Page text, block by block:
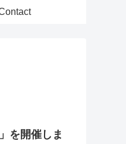
を開催しま